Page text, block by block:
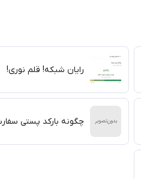
رایان شبکه! قلم نوری!
چگونه بارکد پستی